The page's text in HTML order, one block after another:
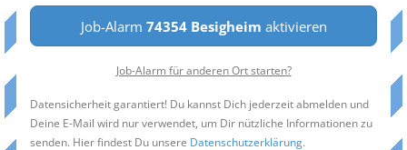
Job-Alarm 74354 Besigheim aktivieren
Job-Alarm für anderen Ort starten?
Datensicherheit garantiert! Du kannst Dich jederzeit abmelden und
Deine E-Mail wird nur verwendet, um Dir nützliche Informationen zu
senden. Hier findest Du unsere Datenschutzerklärung.